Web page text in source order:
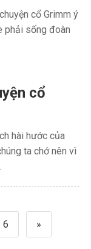
cổ Grimm ý
phải sống đoàn
cổ
hài hước của
ta chớ nên vì
6 »